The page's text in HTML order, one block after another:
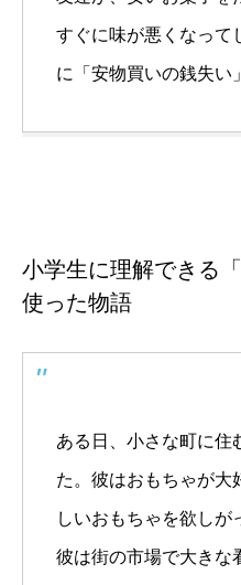
すぐに味が悪くなって
に「安物買いの銭失い
小学生に理解できる
使った物語
ある日、小さな町に住
た。彼はおもちゃが大
しいおもちゃを欲しが
彼は街の市場で大きな